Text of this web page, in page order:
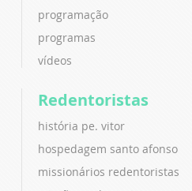
programação
programas
vídeos
Redentoristas
história pe. vitor
hospedagem santo afonso
missionários redentoristas